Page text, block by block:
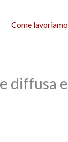
Come lavoriamo
diffusa e